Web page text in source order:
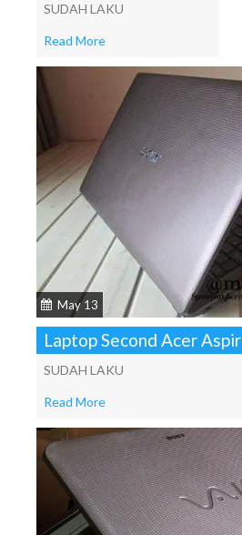
SUDAH LAKU
Read More
May 13
Laptop Second Acer
SUDAH LAKU
Read More